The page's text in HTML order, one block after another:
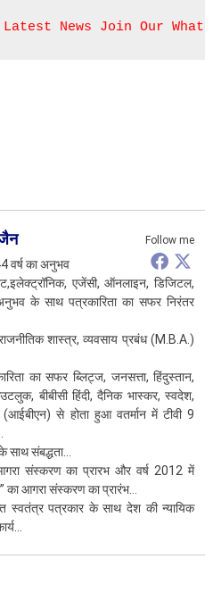
News Join Our
Follow me
वर्ष का अनुभव
एजेंसी, ऑनलाइन, डिजिटल,
के साथ पत्रकारिता का सफर निरंतर
शास्त्र, व्यवसाय प्रबंध (M.B.A.)
का सफर ब्लिट्ज, जनसत्ता, हिंदुस्तान,
बीबीसी हिंदी, दैनिक भास्कर, स्वदेश,
(आईबीएन) से होता हुआ वतर्मान में टीवी 9
साथ संबद्धता…
संस्करण का प्रारभ और वर्ष 2012 में
का आगरा संस्करण का प्रारंभ…
स्वतंत्र पत्रकार के साथ देश की न्यायिक